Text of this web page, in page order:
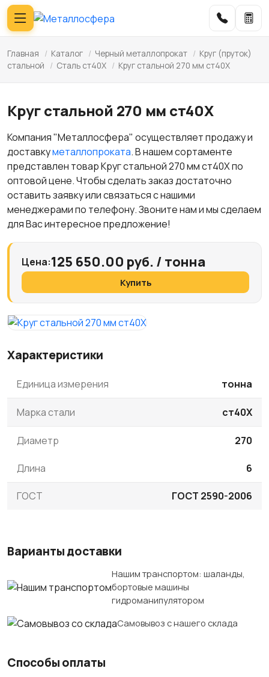
Главная / Каталог / Черный металлопрокат / Круг (пруток)
стальной
/ Сталь ст40Х / Круг стальной 270 мм ст40Х
Круг стальной 270 мм ст40Х
Компания "Металлосфера" осуществляет продажу и
доставкуметаллопроката. В нашем сортаменте
представлен товар Круг стальной 270 мм ст40Х по
оптовой цене. Чтобы сделать заказ достаточно
оставить заявку или связаться с нашими
менеджерами по телефону. Звоните нам и мы сделаем
для Вас интересное предложение!
Цена:125 650.00 руб. / тонна
Купить
Характеристики
Единица измерения тонна
Марка стали ст40Х
Диаметр 270
Длина 6
ГОСТ ГОСТ 2590-2006
Варианты доставки
Нашим транспортом: шаланды,
бортовые машины
гидроманипулятором
Самовывоз с нашего склада
Способы оплаты